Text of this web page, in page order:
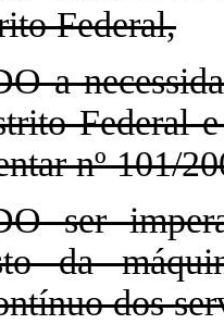
Federal,
a
Federal
nº 101/
ser
da
dos